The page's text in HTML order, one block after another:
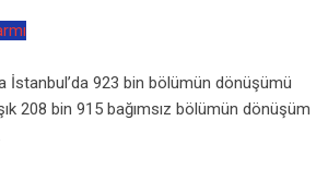
İstanbul’da 923 bin bölümün dönüşümü
208 bin 915 bağımsız bölümün dönüşüm